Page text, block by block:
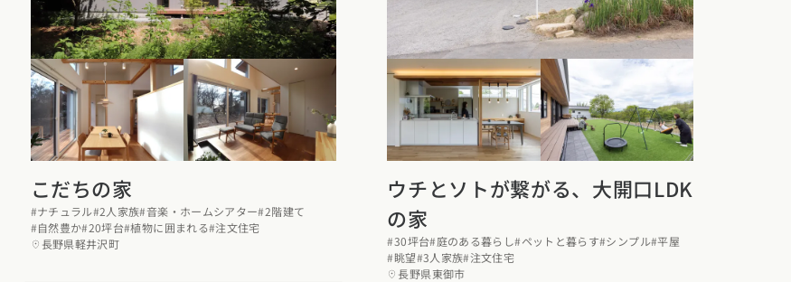
こだちの家
#ナチュラル#2人家族#音楽・ホームシアター#2階建て
#自然豊か#20坪台#植物に囲まれる#注文住宅
長野県軽井沢町
ウチとソトが繋がる、大開口LDK
の家
#30坪台#庭のある暮らし#ペットと暮らす#シンプル#平屋
#眺望#3人家族#注文住宅
長野県東御市